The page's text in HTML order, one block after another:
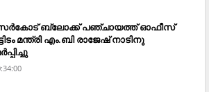
ബ്ലോക്ക് പഞ്ചായത്ത് ഓഫീസ്
മന്ത്രി എം.ബി രാജേഷ് നാടിനു